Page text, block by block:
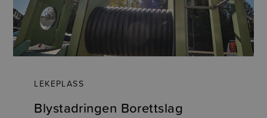
LEKEPLASS
Blystadringen Borettslag